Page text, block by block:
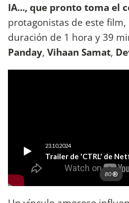
IA..., que pronto toma el
protagonistas de este film,
duración de 1 hora y 39
Panday, Vihaan Samat,